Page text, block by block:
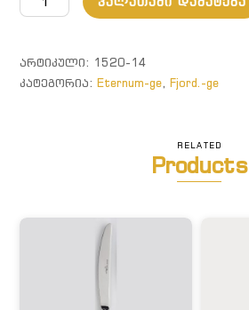
Astoria.
ჩანგალი
ᲐᲠᲢᲘᲙᲣᲚᲘ: 1520-14
ᲙᲐᲢᲔᲒᲝᲠᲘᲐ:Eternum-ge,Fjord.-ge
RELATED
Products